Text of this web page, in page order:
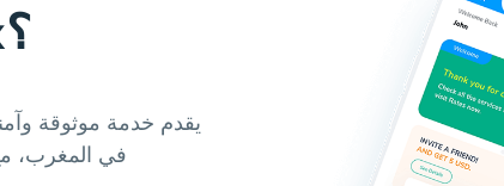
لماذا استخدام Hablax؟